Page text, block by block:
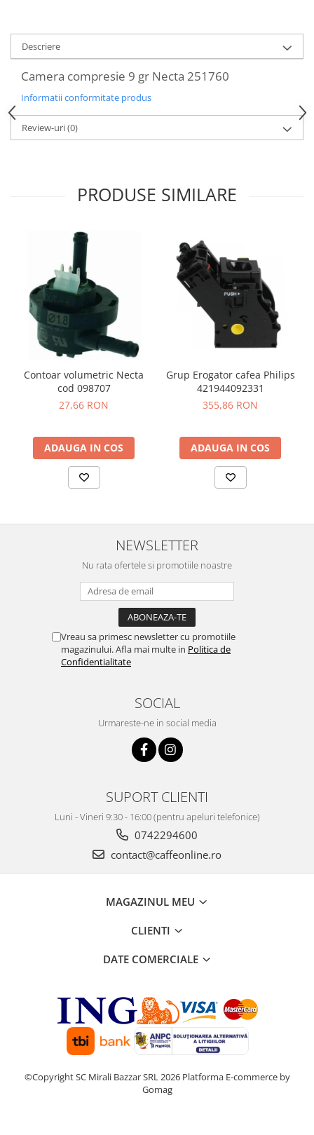
Tamper
Altele
Descriere
Camera compresie 9 gr Necta 251760
Informatii conformitate produs
Review-uri(0)
PRODUSE SIMILARE
Contoar volumetric Necta
cod 098707
27,66 RON
ADAUGA IN COS
Grup Erogator cafea Philips
421944092331
355,86 RON
ADAUGA IN COS
NEWSLETTER
Nu rata ofertele si promotiile noastre
Vreau sa primesc newsletter cu promotiile
magazinului. Afla mai multe in Politica de
Confidentialitate
SOCIAL
Urmareste-ne in social media
SUPORT CLIENTI
Luni - Vineri 9:30 - 16:00 (pentru apeluri telefonice)
0742294600
contact@caffeonline.ro
MAGAZINUL MEU
CLIENTI
DATE COMERCIALE
©Copyright SC Mirali Bazzar SRL 2026 Platforma E-commerce by
Gomag